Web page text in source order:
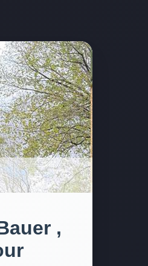
,